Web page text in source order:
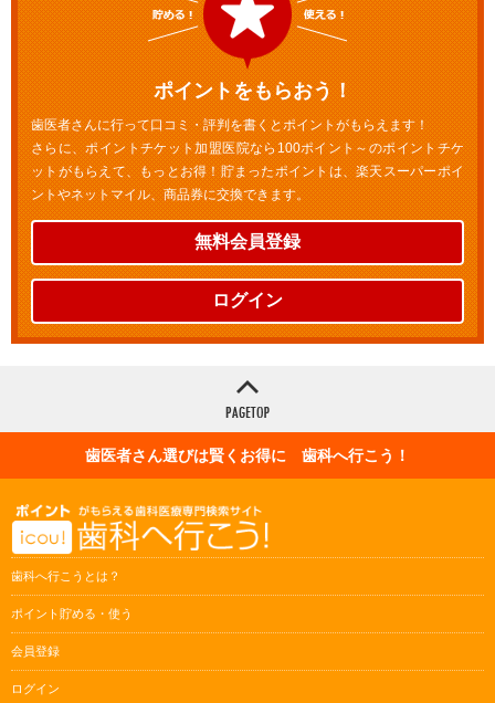
ポイントをもらおう！
歯医者さんに行って口コミ・評判を書くとポイントがもらえます！
さらに、ポイントチケット加盟医院なら100ポイント～のポイントチケ
ットがもらえて、もっとお得！貯まったポイントは、楽天スーパーポイ
ントやネットマイル、商品券に交換できます。
無料会員登録
ログイン
歯医者さん選びは賢くお得に 歯科へ行こう！
歯科へ行こうとは？
ポイント貯める・使う
会員登録
ログイン